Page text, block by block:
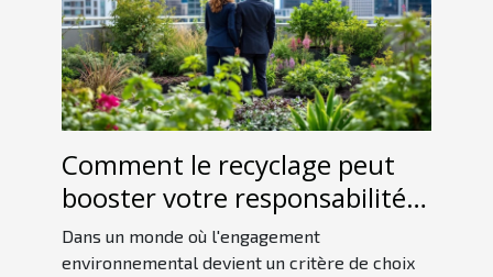
Comment le recyclage peut
booster votre responsabilité
sociale d'entreprise ?
Dans un monde où l'engagement
environnemental devient un critère de choix